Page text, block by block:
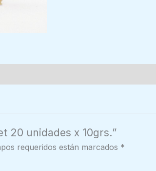
20 unidades x 10grs.”
requeridos están marcados *